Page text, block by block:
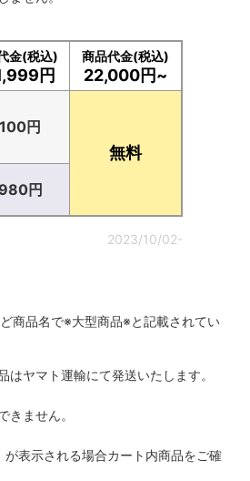
金(税込)
円
商品代金(税込)
22,000円~
円
無料
円
2023/10/02-
商品名で※大型商品※と記載されてい
はヤマト運輸にて発送いたします。
きません。
表示される場合カート内商品をご確